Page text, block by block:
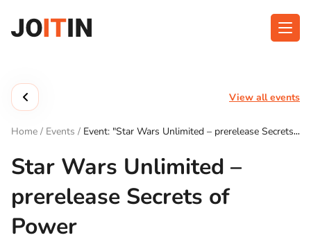
content
Get the App:
View all events
Home / Events / Event: "Star Wars Unlimited – prerelease Secrets
Star Wars Unlimited –
prerelease Secrets of
Power